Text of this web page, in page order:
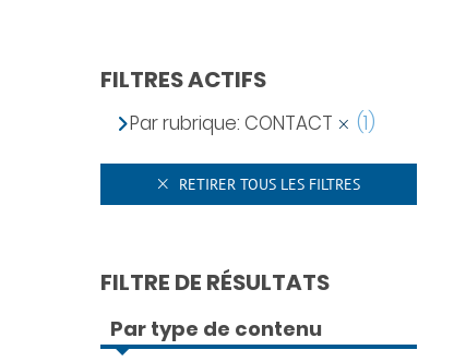
FILTRES ACTIFS
Par rubrique: CONTACT (1)
RETIRER TOUS LES FILTRES
FILTRE DE RÉSULTATS
Par type de contenu